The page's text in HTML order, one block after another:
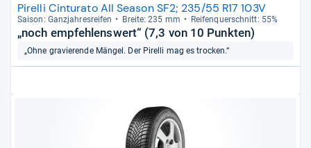
Pirelli Cinturato All Season SF2; 235/55 R17 103V
Sai­son: Ganz­jah­res­rei­fen Breite: 235 mm Rei­fen­quer­schnitt: 55%
„noch empfehlenswert“ (7,3 von 10 Punkten)
„Ohne gravierende Mängel. Der Pirelli mag es trocken.“